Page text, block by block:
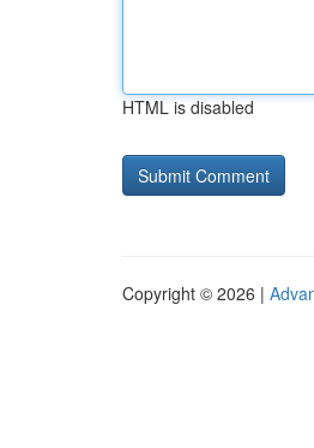
HTML is disabled
Copyright © 2026 |